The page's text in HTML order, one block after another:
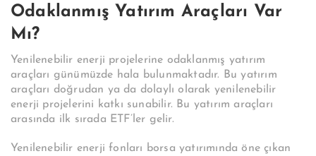
Odaklanmış Yatırım Araçları Var
Mı?
Yenilenebilir enerji projelerine odaklanmış yatırım
araçları günümüzde hala bulunmaktadır. Bu yatırım
araçları doğrudan ya da dolaylı olarak yenilenebilir
enerji projelerini katkı sunabilir. Bu yatırım araçları
arasında ilk sırada ETF’ler gelir.
Yenilenebilir enerji fonları borsa yatırımında öne çıkan